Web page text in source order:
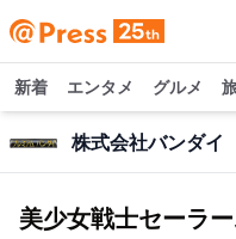
新着 エンタメ グルメ
株式会社バンダ
美少女戦士セーラ